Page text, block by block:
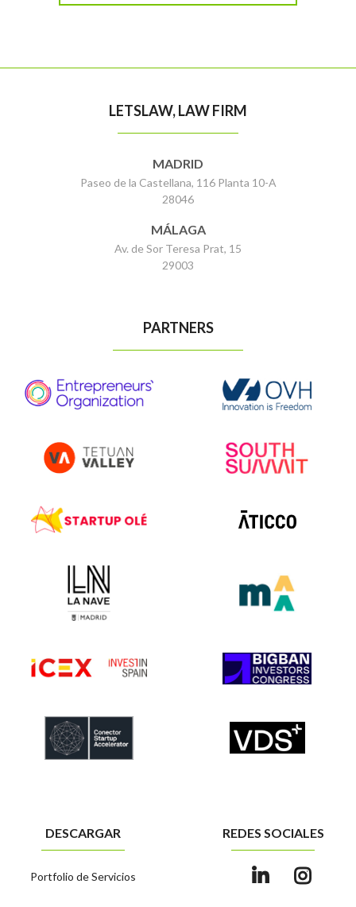
LETSLAW, LAW FIRM
MADRID
Paseo de la Castellana, 116 Planta 10-A
28046
MÁLAGA
Av. de Sor Teresa Prat, 15
29003
PARTNERS
DESCARGAR
Portfolio de Servicios
REDES SOCIALES